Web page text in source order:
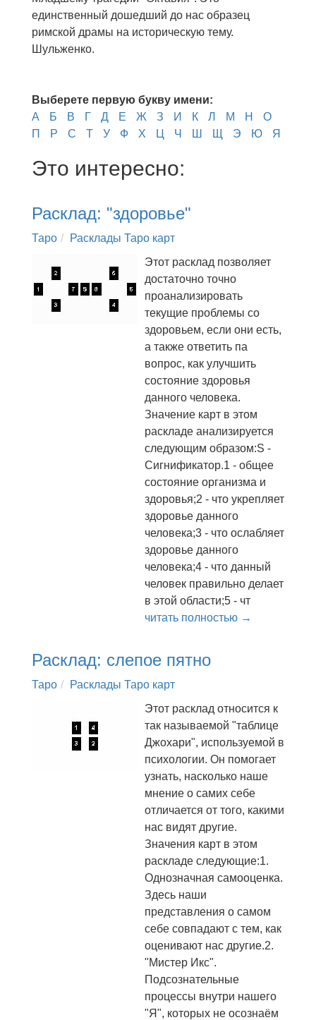
единственный дошедший до нас образец
римской драмы на историческую тему.
Шульженко.
Выберете первую букву имени:
А
Б В Г Д Е Ж З И К Л М Н
О
П
Р С Т У Ф Х Ц Ч Ш Щ Э Ю Я
Это интересно:
Расклад: "здоровье"
Таро
Расклады Таро карт
Этот расклад позволяет
достаточно точно
проанализировать
текущие проблемы со
здоровьем, если они есть,
а также ответить па
вопрос, как улучшить
состояние здоровья
данного человека.
Значение карт в этом
раскладе анализируется
следующим образом:S -
Сигнификатор.1 - общее
состояние организма и
здоровья;2 - что укрепляет
здоровье данного
человека;3 - что ослабляет
здоровье данного
человека;4 - что данный
человек правильно делает
в этой области;5 - чт
читать полностью →
Расклад: слепое пятно
Таро
Расклады Таро карт
Этот расклад относится к
так называемой "таблице
Джохари", используемой в
психологии. Он помогает
узнать, насколько наше
мнение о самих себе
отличается от того, какими
нас видят другие.
Значения карт в этом
раскладе следующие:1.
Однозначная самооценка.
Здесь наши
представления о самом
себе совпадают с тем, как
оценивают нас другие.2.
"Мистер Икс".
Подсознательные
процессы внутри нашего
"Я", которых не осознаём